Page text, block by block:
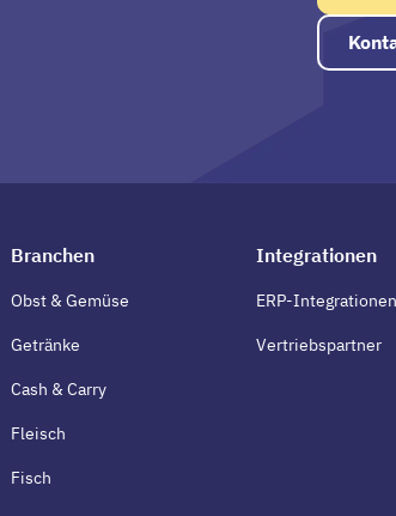
Branchen
Obst & Gemüse
Getränke
Cash & Carry
Fleisch
Fisch
Integrationen
ERP-Integrationen
Vertriebspartner